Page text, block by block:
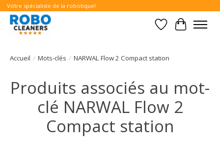
Votre spécialiste de la robotique!
Liste dePanier
Accueil / Mots-clés / NARWAL Flow 2 Compact station
Produits associés au mot-
clé NARWAL Flow 2
Compact station